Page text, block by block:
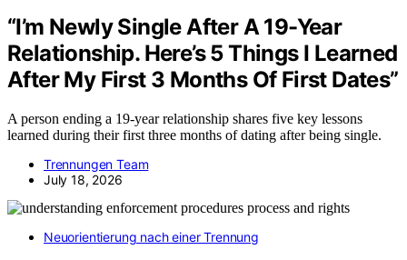
“I’m Newly Single After A 19-Year
Relationship. Here’s 5 Things I Learned
After My First 3 Months Of First Dates”
A person ending a 19-year relationship shares five key lessons
learned during their first three months of dating after being single.
Trennungen Team
July 18, 2026
Neuorientierung nach einer Trennung